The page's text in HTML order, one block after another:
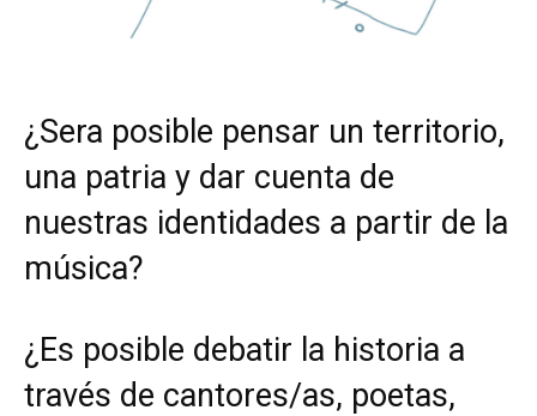
¿Sera posible pensar un territorio,
una patria y dar cuenta de
nuestras identidades a partir de la
música?
¿Es posible debatir la historia a
través de cantores/as, poetas,